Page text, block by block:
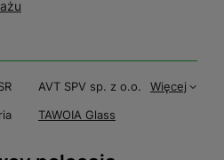
AVT SPV sp. z o.o.
Więcej
TAWOIA Glass